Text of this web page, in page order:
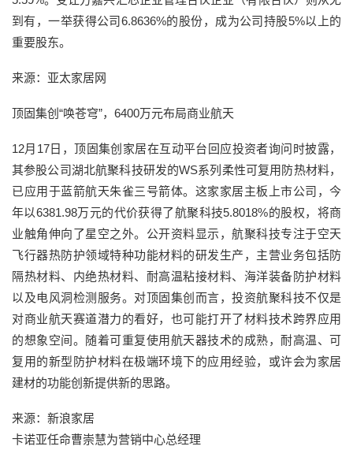
到有，一举获得公司6.8636%的股份，成为公司持股5%以上的
重要股东。
来源：亚太家居网
顶固集创“唤苍穹”，6400万元布局商业航天
12月17日，顶固集创家居在互动平台回应投资者询问时披露，
其参股公司湖北航聚科技研发的WS系列柔性可复用防热材料，
已应用于蓝箭航天朱雀三号箭体。这家家居主板上市公司，今
年以6381.98万元的代价获得了航聚科技5.8018%的股权，将商
业触角伸向了星空之外。公开资料显示，航聚科技专注于空天
飞行器热防护领域特种功能材料的研发生产，主营业务包括防
隔热材料、内绝热材料、耐高温粘接材料、海洋装备防护材料
以及电风洞检测服务。对顶固集创而言，投资航聚科技不仅是
对商业航天赛道潜力的看好，也可能打开了材料技术跨界应用
的想象空间。随着可重复使用航天器技术的成熟，耐高温、可
复用的新型防护材料在极端环境下的应用经验，或许会为家居
建材的功能创新提供新的思路。
来源：新浪家居
卡诺亚任命曹崇慧为营销中心总经理